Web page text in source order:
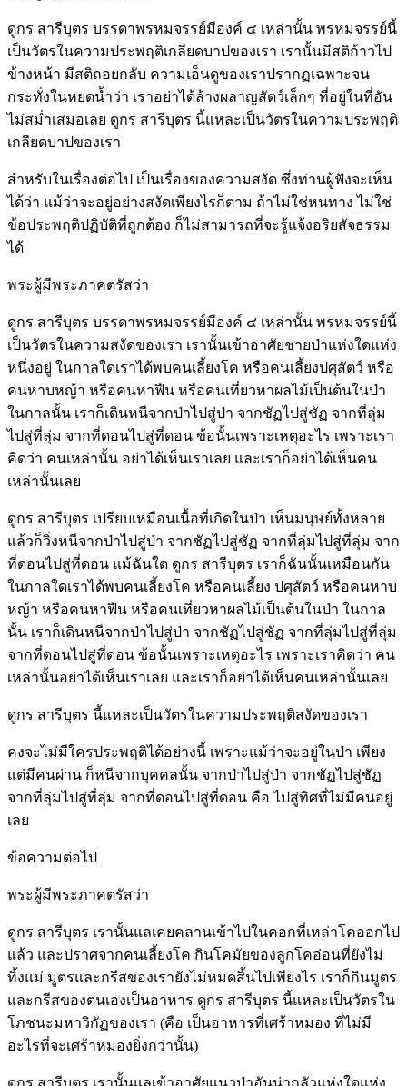
ดูกร สารีบุตร บรรดาพรหมจรรย์มีองค์ ๔ เหล่านั้น พรหมจรรย์นี้
เป็นวัตรในความประพฤติเกลียดบาปของเรา เรานั้นมีสติก้าวไป
ข้างหน้า มีสติถอยกลับ ความเอ็นดูของเราปรากฏเฉพาะจน
กระทั่งในหยดน้ำว่า เราอย่าได้ล้างผลาญสัตว์เล็กๆ ที่อยู่ในที่อัน
ไม่สม่ำเสมอเลย ดูกร สารีบุตร นี้แหละเป็นวัตรในความประพฤติ
เกลียดบาปของเรา
สำหรับในเรื่องต่อไป เป็นเรื่องของความสงัด ซึ่งท่านผู้ฟังจะเห็น
ได้ว่า แม้ว่าจะอยู่อย่างสงัดเพียงไรก็ตาม ถ้าไม่ใช่หนทาง ไม่ใช่
ข้อประพฤติปฏิบัติที่ถูกต้อง ก็ไม่สามารถที่จะรู้แจ้งอริยสัจธรรม
ได้
พระผู้มีพระภาคตรัสว่า
ดูกร สารีบุตร บรรดาพรหมจรรย์มีองค์ ๔ เหล่านั้น พรหมจรรย์นี้
เป็นวัตรในความสงัดของเรา เรานั้นเข้าอาศัยชายป่าแห่งใดแห่ง
หนึ่งอยู่ ในกาลใดเราได้พบคนเลี้ยงโค หรือคนเลี้ยงปศุสัตว์ หรือ
คนหาบหญ้า หรือคนหาฟืน หรือคนเที่ยวหาผลไม้เป็นต้นในป่า
ในกาลนั้น เราก็เดินหนีจากป่าไปสู่ป่า จากชัฏไปสู่ชัฏ จากที่ลุ่ม
ไปสู่ที่ลุ่ม จากที่ดอนไปสู่ที่ดอน ข้อนั้นเพราะเหตุอะไร เพราะเรา
คิดว่า คนเหล่านั้น อย่าได้เห็นเราเลย และเราก็อย่าได้เห็นคน
เหล่านั้นเลย
ดูกร สารีบุตร เปรียบเหมือนเนื้อที่เกิดในป่า เห็นมนุษย์ทั้งหลาย
แล้วก็วิ่งหนีจากป่าไปสู่ป่า จากชัฏไปสู่ชัฏ จากที่ลุ่มไปสู่ที่ลุ่ม จาก
ที่ดอนไปสู่ที่ดอน แม้ฉันใด ดูกร สารีบุตร เราก็ฉันนั้นเหมือนกัน
ในกาลใดเราได้พบคนเลี้ยงโค หรือคนเลี้ยง ปศุสัตว์ หรือคนหาบ
หญ้า หรือคนหาฟืน หรือคนเที่ยวหาผลไม้เป็นต้นในป่า ในกาล
นั้น เราก็เดินหนีจากป่าไปสู่ป่า จากชัฏไปสู่ชัฏ จากที่ลุ่มไปสู่ที่ลุ่ม
จากที่ดอนไปสู่ที่ดอน ข้อนั้นเพราะเหตุอะไร เพราะเราคิดว่า คน
เหล่านั้นอย่าได้เห็นเราเลย และเราก็อย่าได้เห็นคนเหล่านั้นเลย
ดูกร สารีบุตร นี้แหละเป็นวัตรในความประพฤติสงัดของเรา
คงจะไม่มีใครประพฤติได้อย่างนี้ เพราะแม้ว่าจะอยู่ในป่า เพียง
แต่มีคนผ่าน ก็หนีจากบุคคลนั้น จากป่าไปสู่ป่า จากชัฏไปสู่ชัฏ
จากที่ลุ่มไปสู่ที่ลุ่ม จากที่ดอนไปสู่ที่ดอน คือ ไปสู่ทิศที่ไม่มีคนอยู่
เลย
ข้อความต่อไป
พระผู้มีพระภาคตรัสว่า
ดูกร สารีบุตร เรานั้นแลเคยคลานเข้าไปในคอกที่เหล่าโคออกไป
แล้ว และปราศจากคนเลี้ยงโค กินโคมัยของลูกโคอ่อนที่ยังไม่
ทิ้งแม่ มูตรและกรีสของเรายังไม่หมดสิ้นไปเพียงไร เราก็กินมูตร
และกรีสของตนเองเป็นอาหาร ดูกร สารีบุตร นี้แหละเป็นวัตรใน
โภชนะมหาวิกัฏของเรา (คือ เป็นอาหารที่เศร้าหมอง ที่ไม่มี
อะไรที่จะเศร้าหมองยิ่งกว่านั้น)
ดูกร สารีบุตร เรานั้นแลเข้าอาศัยแนวป่าอันน่ากลัวแห่งใดแห่ง